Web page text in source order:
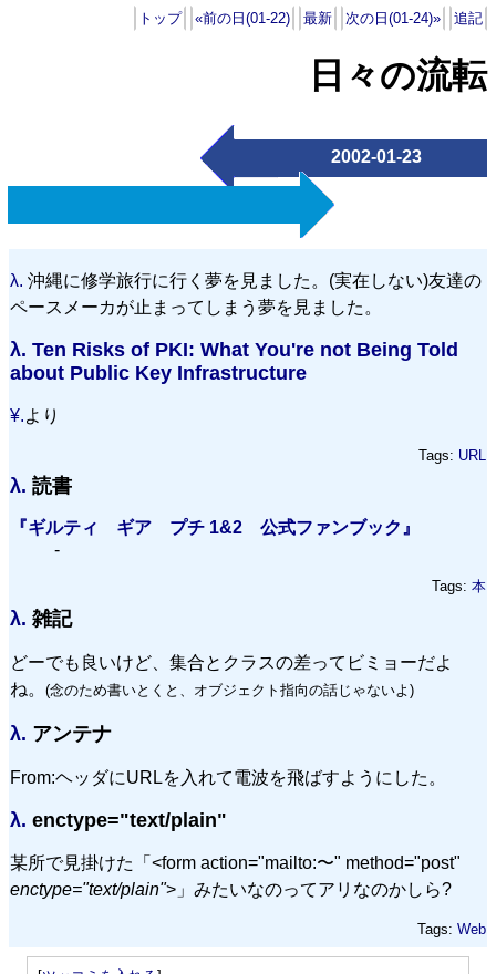
トップ «前の日(01-22) 最新 次の日(01-24)» 追記
日々の流転
2002-01-23
λ. 沖縄に修学旅行に行く夢を見ました。(実在しない)友達の
ペースメーカが止まってしまう夢を見ました。
λ. Ten Risks of PKI: What You're not Being Told
about Public Key Infrastructure
¥.より
Tags: URL
λ. 読書
『ギルティ ギア プチ 1&2 公式ファンブック』
-
Tags: 本
λ. 雑記
どーでも良いけど、集合とクラスの差ってビミョーだよ
ね。 (念のため書いとくと、オブジェクト指向の話じゃないよ)
λ. アンテナ
From:ヘッダにURLを入れて電波を飛ばすようにした。
λ. enctype="text/plain"
某所で見掛けた「<form action="mailto:〜" method="post"
enctype="text/plain">」みたいなのってアリなのかしら?
Tags: Web